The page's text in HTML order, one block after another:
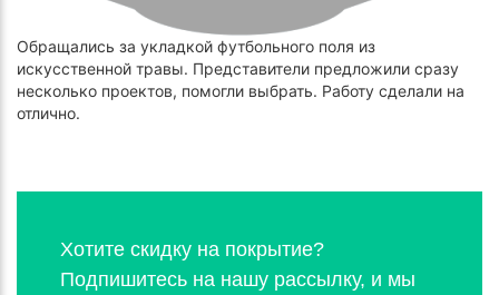
Обращались за укладкой футбольного поля из
искусственной травы. Представители предложили сразу
несколько проектов, помогли выбрать. Работу сделали на
отлично.
Хотите скидку на покрытие?
Подпишитесь на нашу рассылку, и мы